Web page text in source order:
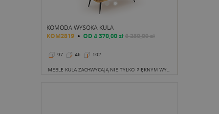
KOMODA WYSOKA KULA
KOM2819 OD 4 370,00 zł6 230,00 zł
97 46 102
MEBLE KULA ZACHWYCAJĄ NIE TYLKO PIĘKNYM WYGLĄDEM I BEZKOMPROMISOWĄ JAKOŚCIĄ DREWNA DĘBOWEGO.